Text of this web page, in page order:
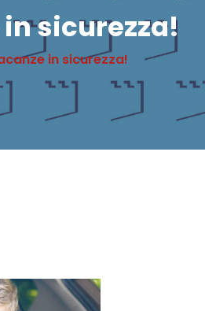
sicurezza!
in sicurezza!